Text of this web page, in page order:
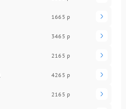
1665 р
3465 р
2165 р
4265 р
2165 р